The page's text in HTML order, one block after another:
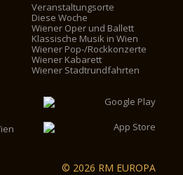
Veranstaltungsorte
Diese Woche
Wiener Oper und Ballett
Klassische Musik in Wien
Wiener Pop-/Rockkonzerte
Wiener Kabarett
Wiener Stadtrundfahrten
© 2026 RM EUROPA